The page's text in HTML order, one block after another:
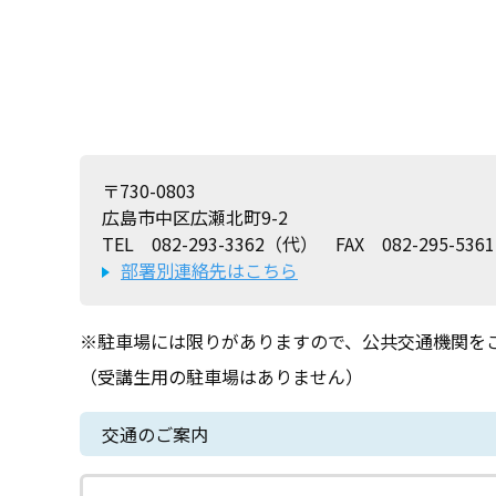
〒730-0803
広島市中区広瀬北町9-2
TEL 082-293-3362（代） FAX 082-295-5361
部署別連絡先はこちら
※駐車場には限りがありますので、公共交通機関を
（受講生用の駐車場はありません）
交通のご案内